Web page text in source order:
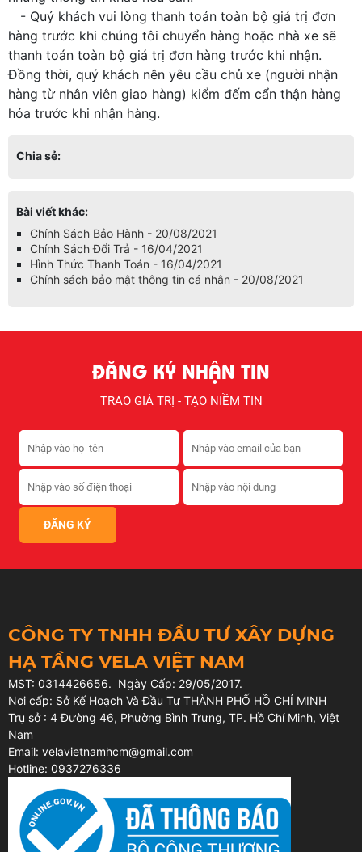
- Quý khách vui lòng thanh toán toàn bộ giá trị đơn
hàng trước khi chúng tôi chuyển hàng hoặc nhà xe sẽ
thanh toán toàn bộ giá trị đơn hàng trước khi nhận.
Đồng thời, quý khách nên yêu cầu chủ xe (người nhận
hàng từ nhân viên giao hàng) kiểm đếm cẩn thận hàng
hóa trước khi nhận hàng.
Chia sẻ:
Bài viết khác:
Chính Sách Bảo Hành - 20/08/2021
Chính Sách Đổi Trả - 16/04/2021
Hình Thức Thanh Toán - 16/04/2021
Chính sách bảo mật thông tin cá nhân - 20/08/2021
ĐĂNG KÝ NHẬN TIN
TRAO GIÁ TRỊ - TẠO NIỀM TIN
CÔNG TY TNHH ĐẦU TƯ XÂY DỰNG
HẠ TẦNG VELA VIỆT NAM
MST: 0314426656. Ngày Cấp: 29/05/2017.
Nơi cấp: Sở Kế Hoạch Và Đầu Tư THÀNH PHỐ HỒ CHÍ MINH
Trụ sở : 4 Đường 46, Phường Bình Trưng, TP. Hồ Chí Minh, Việt
Nam
Email: velavietnamhcm@gmail.com
Hotline: 0937276336